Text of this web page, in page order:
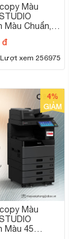
Nội, TP.HCM,
Màu
Màu Chuẩn,
đ
Lượt xem 256975
Màu
Màu 45
4%
GIẢM